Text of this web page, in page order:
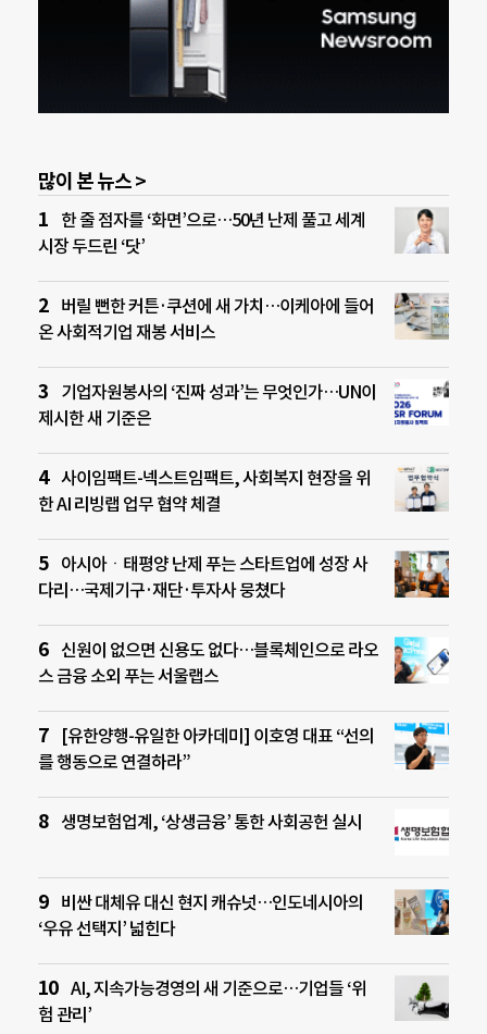
많이 본 뉴스 >
한 줄 점자를 ‘화면’으로…50년 난제 풀고 세계
시장 두드린 ‘닷’
버릴 뻔한 커튼·쿠션에 새 가치…이케아에 들어
온 사회적기업 재봉 서비스
기업자원봉사의 ‘진짜 성과’는 무엇인가…UN이
제시한 새 기준은
사이임팩트-넥스트임팩트, 사회복지 현장을 위
한 AI 리빙랩 업무 협약 체결
아시아ㆍ태평양 난제 푸는 스타트업에 성장 사
다리…국제기구·재단·투자사 뭉쳤다
신원이 없으면 신용도 없다…블록체인으로 라오
스 금융 소외 푸는 서울랩스
[유한양행-유일한 아카데미] 이호영 대표 “선의
를 행동으로 연결하라”
생명보험업계, ‘상생금융’ 통한 사회공헌 실시
비싼 대체유 대신 현지 캐슈넛…인도네시아의
‘우유 선택지’ 넓힌다
AI, 지속가능경영의 새 기준으로…기업들 ‘위
험 관리’